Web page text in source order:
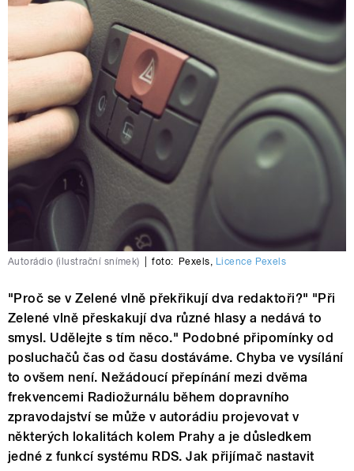
Autorádio (ilustrační snímek) foto: Pexels, Licence Pexels
"Proč se v Zelené vlně překřikují dva redaktoři?" "Při
Zelené vlně přeskakují dva různé hlasy a nedává to
smysl. Udělejte s tím něco." Podobné připomínky od
posluchačů čas od času dostáváme. Chyba ve vysílání
to ovšem není. Nežádoucí přepínání mezi dvěma
frekvencemi Radiožurnálu během dopravního
zpravodajství se může v autorádiu projevovat v
některých lokalitách kolem Prahy a je důsledkem
jedné z funkcí systému RDS. Jak přijímač nastavit